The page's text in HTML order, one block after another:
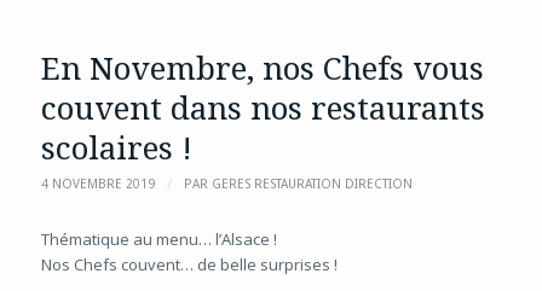
En Novembre, nos Chefs vous
couvent dans nos restaurants
scolaires !
4 NOVEMBRE 2019 / PAR GERES RESTAURATION DIRECTION
Thématique au menu… l’Alsace !
Nos Chefs couvent… de belle surprises !